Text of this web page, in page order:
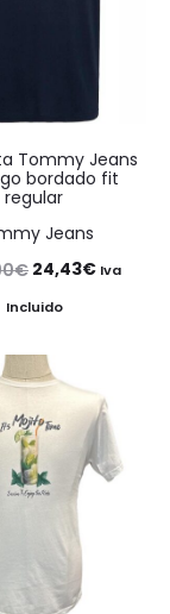
Tommy Jeans
bordado fit
regular
Jeans
€ El
precio
era:
34,90€.
24,43€El
24,43€.
Iva
Incluido